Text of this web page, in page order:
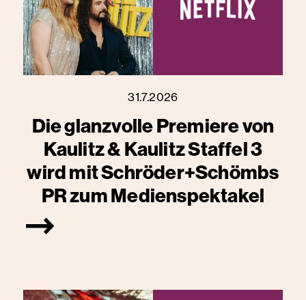
31.7.2026
Die glanzvolle Premiere von
Kaulitz & Kaulitz Staffel 3
wird mit Schröder+Schömbs
PR zum Medienspektakel